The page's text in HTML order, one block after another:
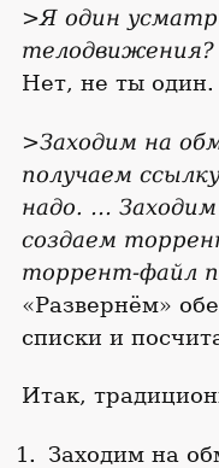
>Я один
телодвижения?
Нет, не ты один.
>Заходим на
получаем
надо. …
создаем
торрент-файл
«Развернём»
списки и
Итак,
Заходим на